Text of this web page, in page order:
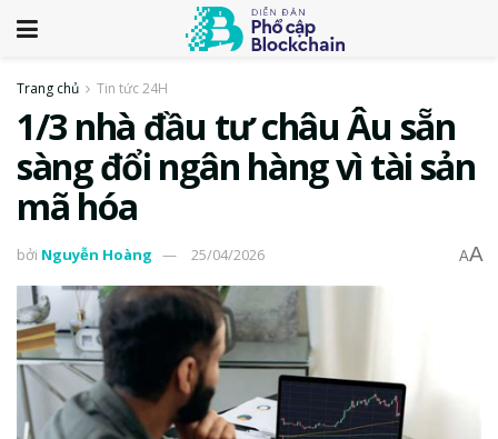
Trang chủ Tin tức 24H
1/3 nhà đầu tư châu Âu sẵn
sàng đổi ngân hàng vì tài sản
mã hóa
bởi Nguyễn Hoàng 25/04/2026 AA